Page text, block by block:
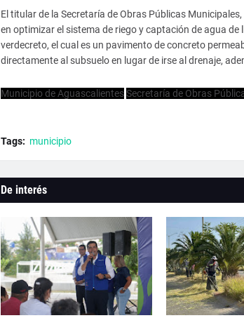
El titular de la Secretaría de Obras Públicas
en optimizar el sistema de riego y captación de agua
verdecreto, el cual es un pavimento de concreto
directamente al subsuelo en lugar de irse al drenaje,
Municipio de Aguascalientes Secretaría de Obras
Tags: municipio
De interés